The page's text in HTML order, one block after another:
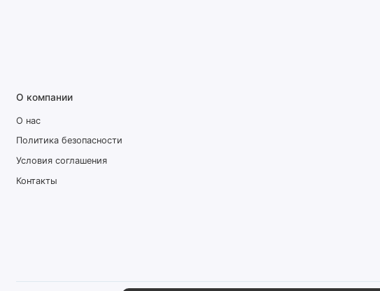
О компании
О нас
Политика безопасности
Условия соглашения
Контакты